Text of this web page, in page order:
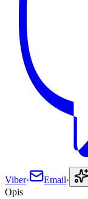
Viber· Email·
Opis